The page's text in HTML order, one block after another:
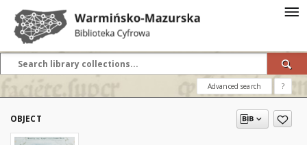
Advanced search ?
OBJECT